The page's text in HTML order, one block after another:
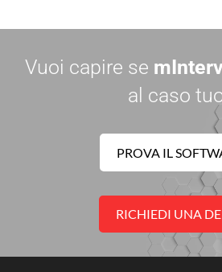
Vuoi capire se
al caso
PROVA IL
RICHIEDI UNA